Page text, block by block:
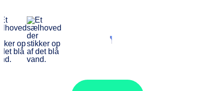
deltagelsen!